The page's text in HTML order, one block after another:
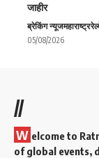
जाहीर
ब्रेकिंग न्यूजमहाराष्ट्र
05/08/2026
//
W elcome to
of global events,